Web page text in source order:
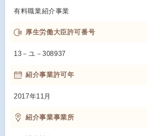
有料職業紹介事業
厚生労働大臣許可番号
13－ユ－308937
紹介事業許可年
2017年11月
紹介事業事業所